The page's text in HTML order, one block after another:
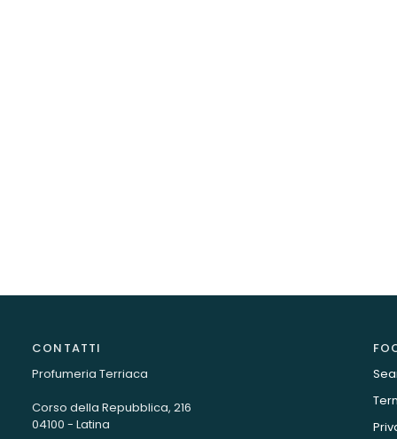
CONTATTI
Profumeria Terriaca
Corso della Repubblica, 216
04100 - Latina